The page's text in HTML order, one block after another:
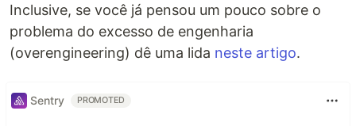
Inclusive, se você já pensou um pouco sobre o
problema do excesso de engenharia
(overengineering) dê uma lida neste artigo.
Sentry PROMOTED